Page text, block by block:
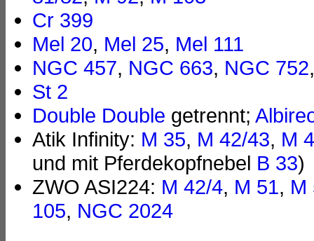
Cr 399
Mel 20, Mel 25, Mel 111
NGC 457, NGC 663, NGC 752
St 2
Double Double getrennt;
Atik Infinity: M 35, M 42/43, M
und mit Pferdekopfnebel B 33)
ZWO ASI224: M 42/4, M 51, M
105, NGC 2024